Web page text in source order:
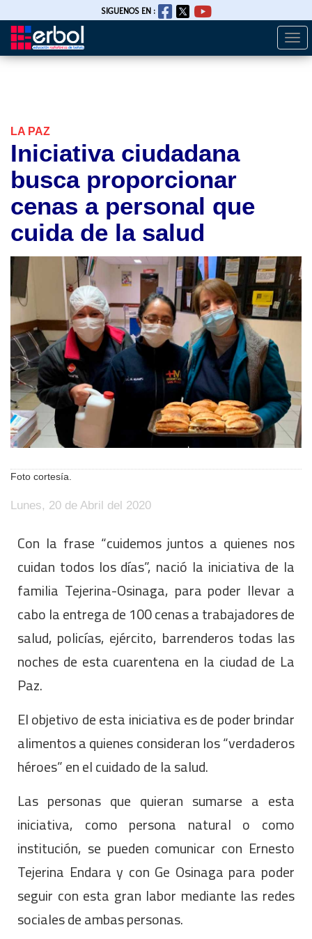
Pasar
SIGUENOS EN :
LA PAZ
Iniciativa ciudadana
busca proporcionar
cenas a personal que
cuida de la salud
Foto cortesía.
Lunes, 20 de Abril del 2020
Con la frase “cuidemos juntos a quienes nos
cuidan todos los días”, nació la iniciativa de la
familia Tejerina-Osinaga, para poder llevar a
cabo la entrega de 100 cenas a trabajadores de
salud, policías, ejército, barrenderos todas las
noches de esta cuarentena en la ciudad de La
Paz.
El objetivo de esta iniciativa es de poder brindar
alimentos a quienes consideran los “verdaderos
héroes” en el cuidado de la salud.
Las personas que quieran sumarse a esta
iniciativa, como persona natural o como
institución, se pueden comunicar con Ernesto
Tejerina Endara y con Ge Osinaga para poder
seguir con esta gran labor mediante las redes
sociales de ambas personas.